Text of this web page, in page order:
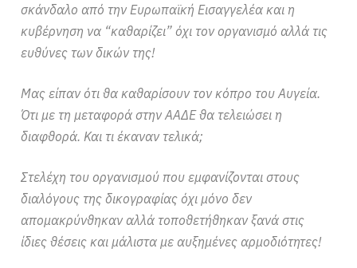
σκάνδαλο από την Ευρωπαϊκή Εισαγγελέα και η
κυβέρνηση να “καθαρίζει” όχι τον οργανισμό αλλά τις
ευθύνες των δικών της!
Μας είπαν ότι θα καθαρίσουν τον κόπρο του Αυγεία.
Ότι με τη μεταφορά στην ΑΑΔΕ θα τελειώσει η
διαφθορά. Και τι έκαναν τελικά;
Στελέχη του οργανισμού που εμφανίζονται στους
διαλόγους της δικογραφίας όχι μόνο δεν
απομακρύνθηκαν αλλά τοποθετήθηκαν ξανά στις
ίδιες θέσεις και μάλιστα με αυξημένες αρμοδιότητες!